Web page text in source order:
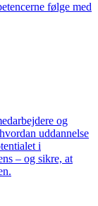
følge med
og
uddannelse
i
– og sikre, at